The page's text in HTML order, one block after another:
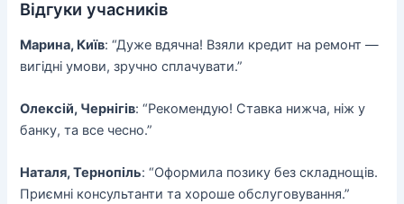
Відгуки учасників
Марина, Київ: “Дуже вдячна! Взяли кредит на ремонт —
вигідні умови, зручно сплачувати.”
Олексій, Чернігів: “Рекомендую! Ставка нижча, ніж у
банку, та все чесно.”
Наталя, Тернопіль: “Оформила позику без складнощів.
Приємні консультанти та хороше обслуговування.”